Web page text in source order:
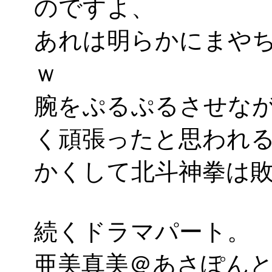
のですよ、
あれは明らかにまや
ｗ
腕をぷるぷるさせな
く頑張ったと思われ
かくして北斗神拳は
続くドラマパート。
亜美真美＠あさぽん